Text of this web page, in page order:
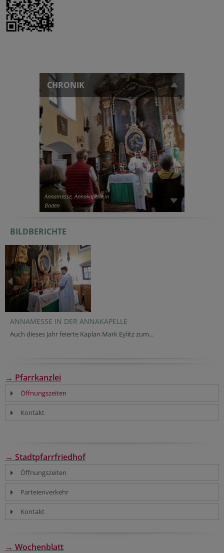
CHRONIK
Annamesse, Annakapelle in
Baden
BILDBERICHTE
ANNAMESSE IN DER ANNAKAPELLE
Auch dieses Jahr feierte Kaplan Mark Eylitz zum...
→ Pfarrkanzlei
Öffnungszeiten
Kontakt
→ Stadtpfarrfriedhof
Öffnungszeiten
Parteienverkehr
Kontakt
→ Wochenblatt